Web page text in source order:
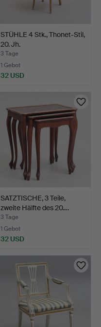
STÜHLE 4 Stk., Thonet-Stil,
20. Jh.
3 Tage
1 Gebot
32 USD
SATZTISCHE, 3 Teile,
zweite Hälfte des 20.…
3 Tage
1 Gebot
32 USD